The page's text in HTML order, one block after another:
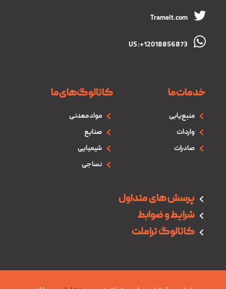
Tramelt.com
US :+12018856873
خدمات‌ما
منبع‌یابی
واردات
صادرات
کاتالوگ‌های‌ما
مواد معدنی
صنایع
شیمیایی
نساجی
پرسش های متداول
شرایط و ضوابط
کاتالوگ تراملت